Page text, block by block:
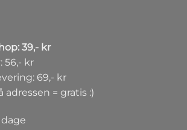
39,- kr
56,- kr
69,- kr
= gratis :)
dage